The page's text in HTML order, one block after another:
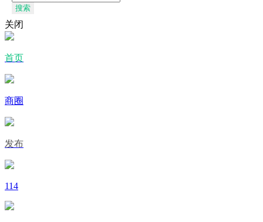
搜索
关闭
首页
商圈
发布
114